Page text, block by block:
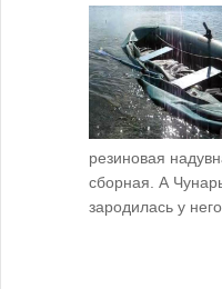
резиновая
сборная. А
зародилась у